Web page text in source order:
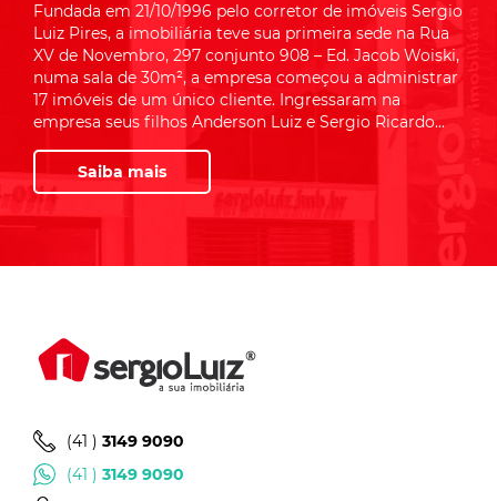
Fundada em 21/10/1996 pelo corretor de imóveis Sergio
Luiz Pires, a imobiliária teve sua primeira sede na Rua
XV de Novembro, 297 conjunto 908 – Ed. Jacob Woiski,
numa sala de 30m², a empresa começou a administrar
17 imóveis de um único cliente. Ingressaram na
empresa seus filhos Anderson Luiz e Sergio Ricardo...
Saiba mais
(41 ) 3149 9090
(41 ) 3149 9090